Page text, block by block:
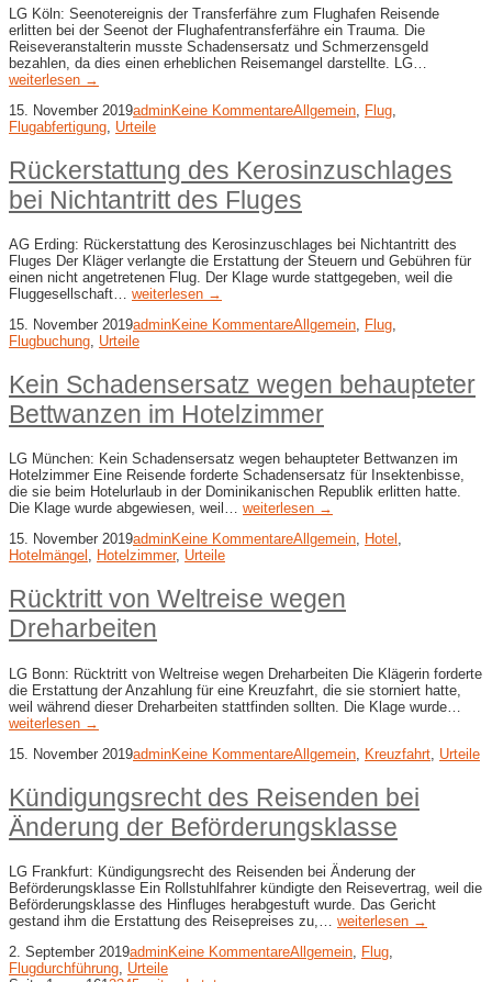
LG Köln: Seenotereignis der Transferfähre zum Flughafen Reisende
erlitten bei der Seenot der Flughafentransferfähre ein Trauma. Die
Reiseveranstalterin musste Schadensersatz und Schmerzensgeld
bezahlen, da dies einen erheblichen Reisemangel darstellte. LG…
weiterlesen →
15. November 2019adminKeine KommentareAllgemein, Flug,
Flugabfertigung, Urteile
Rückerstattung des Kerosinzuschlages
bei Nichtantritt des Fluges
AG Erding: Rückerstattung des Kerosinzuschlages bei Nichtantritt des
Fluges Der Kläger verlangte die Erstattung der Steuern und Gebühren für
einen nicht angetretenen Flug. Der Klage wurde stattgegeben, weil die
Fluggesellschaft… weiterlesen →
15. November 2019adminKeine KommentareAllgemein, Flug,
Flugbuchung, Urteile
Kein Schadensersatz wegen behaupteter
Bettwanzen im Hotelzimmer
LG München: Kein Schadensersatz wegen behaupteter Bettwanzen im
Hotelzimmer Eine Reisende forderte Schadensersatz für Insektenbisse,
die sie beim Hotelurlaub in der Dominikanischen Republik erlitten hatte.
Die Klage wurde abgewiesen, weil… weiterlesen →
15. November 2019adminKeine KommentareAllgemein, Hotel ,
Hotelmängel , Hotelzimmer, Urteile
Rücktritt von Weltreise wegen
Dreharbeiten
LG Bonn: Rücktritt von Weltreise wegen Dreharbeiten Die Klägerin forderte
die Erstattung der Anzahlung für eine Kreuzfahrt, die sie storniert hatte,
weil während dieser Dreharbeiten stattfinden sollten. Die Klage wurde…
weiterlesen →
15. November 2019adminKeine KommentareAllgemein Kreuzfahrt Urteile
Kündigungsrecht des Reisenden bei
Änderung der Beförderungsklasse
LG Frankfurt: Kündigungsrecht des Reisenden bei Änderung der
Beförderungsklasse Ein Rollstuhlfahrer kündigte den Reisevertrag, weil die
Beförderungsklasse des Hinfluges herabgestuft wurde. Das Gericht
gestand ihm die Erstattung des Reisepreises zu,… weiterlesen →
2. September 2019adminKeine KommentareAllgemein Flug
Flugdurchführung Urteile